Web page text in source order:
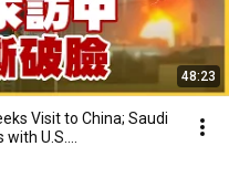
48:23
Visit to China; Saudi
U.S.